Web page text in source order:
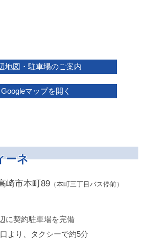
地図・駐車場のご案内
Googleマップを開く
ーネ
崎市本町89 （本町三丁目バス停前）
に契約駐車場を完備
より、タクシーで約5分